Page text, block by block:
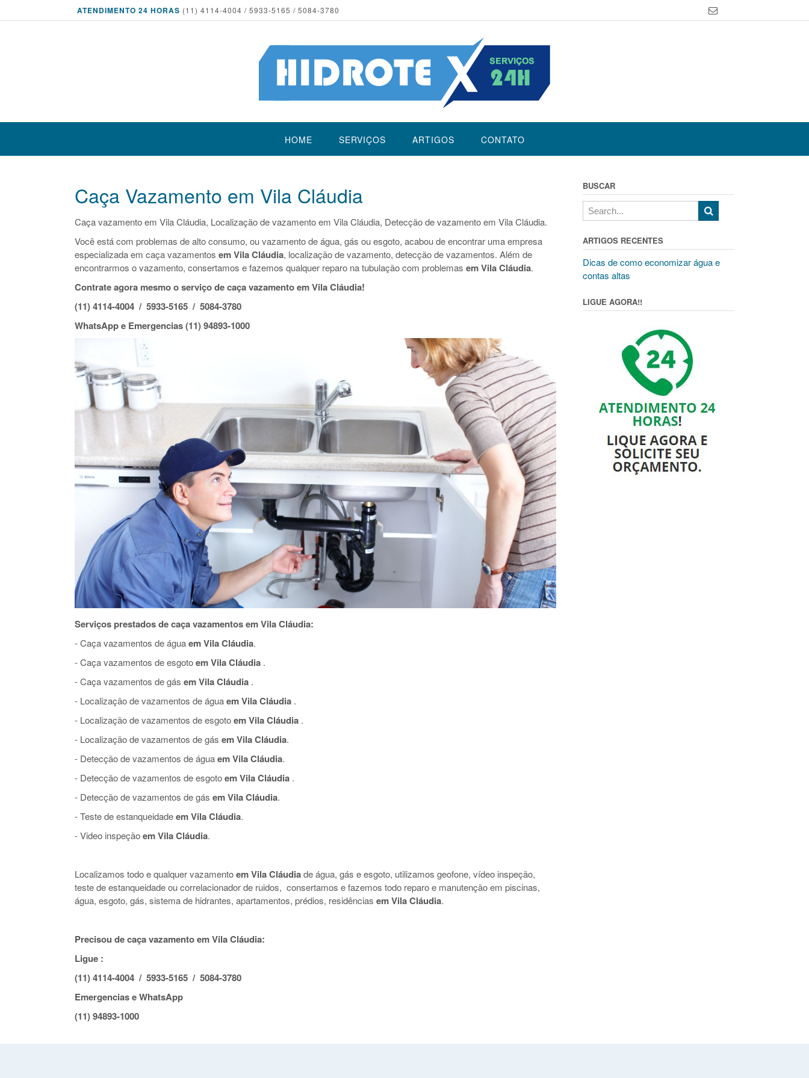
ATENDIMENTO 24 HORAS (11) 4114-4004 / 5933-5165 / 5084-3780
HOME SERVIÇOS ARTIGOS CONTATO
Caça Vazamento em Vila Cláudia
Caça vazamento em Vila Cláudia, Localização de vazamento em Vila Cláudia, Detecção de vazamento em Vila Cláudia.
Você está com problemas de alto consumo, ou vazamento de água, gás ou esgoto, acabou de encontrar uma empresa
especializada em caça vazamentos em Vila Cláudia, localização de vazamento, detecção de vazamentos. Além de
encontrarmos o vazamento, consertamos e fazemos qualquer reparo na tubulação com problemas em Vila Cláudia.
Contrate agora mesmo o serviço de caça vazamento em Vila Cláudia!
(11) 4114-4004 / 5933-5165 / 5084-3780
WhatsApp e Emergencias (11) 94893-1000
Serviços prestados de caça vazamentos em Vila Cláudia:
- Caça vazamentos de águaem Vila Cláudia.
- Caça vazamentos de esgotoem Vila Cláudia .
- Caça vazamentos de gás em Vila Cláudia .
- Localização de vazamentos de águaem Vila Cláudia .
- Localização de vazamentos de esgotoem Vila Cláudia .
- Localização de vazamentos de gás em Vila Cláudia.
- Detecção de vazamentos de águaem Vila Cláudia.
- Detecção de vazamentos de esgotoem Vila Cláudia .
- Detecção de vazamentos de gás em Vila Cláudia.
- Teste de estanqueidadeem Vila Cláudia.
- Video inspeçãoem Vila Cláudia.
Localizamos todo e qualquer vazamentoem Vila Cláudiade água, gás e esgoto, utilizamos geofone, vídeo inspeção,
teste de estanqueidade ou correlacionador de ruidos, consertamos e fazemos todo reparo e manutenção em piscinas,
água, esgoto, gás, sistema de hidrantes, apartamentos, prédios, residências em Vila Cláudia.
Precisou de caça vazamento em Vila Cláudia:
Ligue :
(11) 4114-4004 / 5933-5165 / 5084-3780
Emergencias e WhatsApp
(11) 94893-1000
BUSCAR
ARTIGOS RECENTES
Dicas de como economizar água e
contas altas
LIGUE AGORA!!